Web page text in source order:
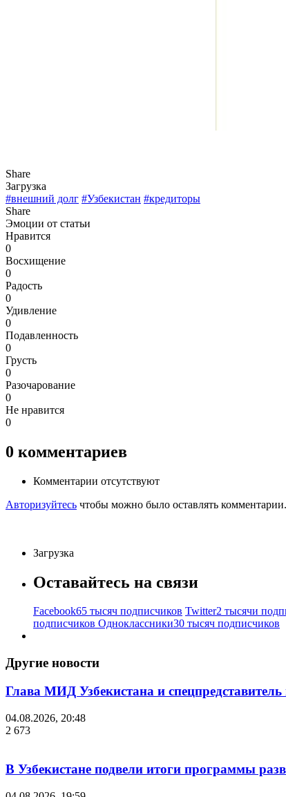
Share
Загрузка
#внешний долг #Узбекистан #кредиторы
Share
Эмоции от статьи
Нравится
0
Восхищение
0
Радость
0
Удивление
0
Подавленность
0
Грусть
0
Разочарование
0
Не нравится
0
0 комментариев
Комментарии отсутствуют
Авторизуйтесь чтобы можно было оставлять комментарии.
Загрузка
Оставайтесь на связи
Facebook65 тысяч подписчиков Twitter2 тысячи
подписчиков Одноклассники30 тысяч подписчиков
Другие новости
Глава МИД Узбекистана и
04.08.2026, 20:48
2 673
В Узбекистане подвели итоги программы